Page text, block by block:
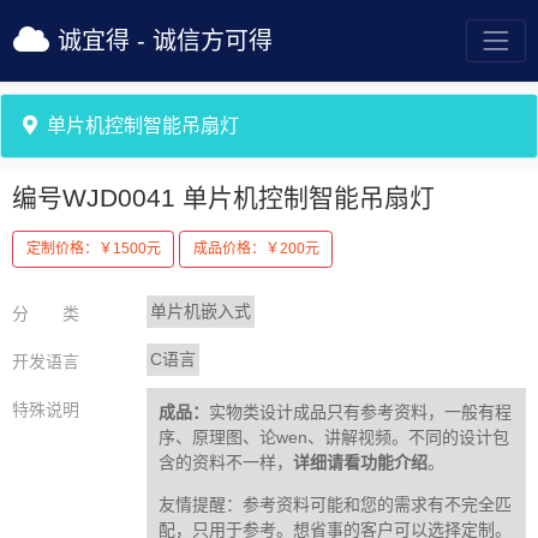
诚宜得 - 诚信方可得
单片机控制智能吊扇灯
编号WJD0041 单片机控制智能吊扇灯
定制价格：￥1500元 成品价格：￥200元
分 类 单片机嵌入式
开发语言 C语言
特殊说明 成品： 实物类设计成品只有参考资料，一般有程
序、原理图、论wen、讲解视频。不同的设计包
含的资料不一样，详细请看功能介绍。
友情提醒：参考资料可能和您的需求有不完全匹
配，只用于参考。想省事的客户可以选择定制。